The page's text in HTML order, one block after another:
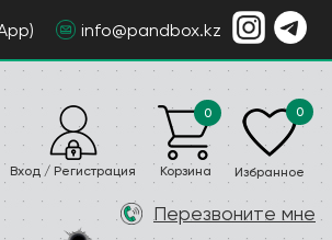
info@pandbox.kz
Вход / Регистрация Корзина
0
Избранное
0
Перезвоните мне